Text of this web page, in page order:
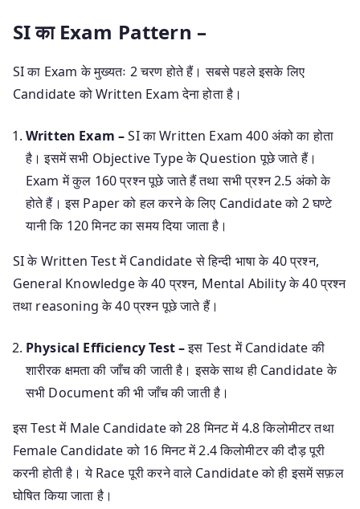
SI का Exam Pattern –
SI का Exam के मुख्यतः 2 चरण होते हैं। सबसे पहले इसके लिए
Candidate को Written Exam देना होता है।
Written Exam –SI का Written Exam 400 अंको का होता
है। इसमें सभी Objective Type के Question पूछे जाते हैं।
Exam में कुल 160 प्रश्न पूछे जाते हैं तथा सभी प्रश्न 2.5 अंको के
होते हैं। इस Paper को हल करने के लिए Candidate को 2 घण्टे
यानी कि 120 मिनट का समय दिया जाता है।
SI के Written Test में Candidate से हिन्दी भाषा के 40 प्रश्न,
General Knowledge के 40 प्रश्न, Mental Ability के 40 प्रश्न
तथा reasoning के 40 प्रश्न पूछे जाते हैं।
Physical Efficiency Test –इस Test में Candidate की
शारीरक क्षमता की जाँच की जाती है। इसके साथ ही Candidate के
सभी Document की भी जाँच की जाती है।
इस Test में Male Candidate को 28 मिनट में 4.8 किलोमीटर तथा
Female Candidate को 16 मिनट में 2.4 किलोमीटर की दौड़ पूरी
करनी होती है। ये Race पूरी करने वाले Candidate को ही इसमें सफ़ल
घोषित किया जाता है।